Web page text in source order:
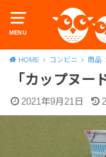
MENU
HOME コンビニ 商品
「カップヌー
2021年9月21日